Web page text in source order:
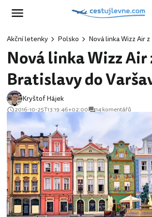
Akční letenky Polsko Nová linka Wizz Air
Nová linka Wizz Air
Bratislavy do
Kryštof Hájek
2016-10-25T13:19:46+02:00 14 komentářů